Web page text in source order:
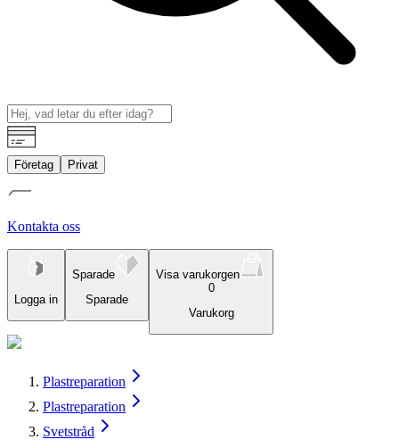
Företag Privat
Kontakta oss
Logga in
Sparade
Sparade
Visa varukorgen
0
Varukorg
Plastreparation
Plastreparation
Svetstråd